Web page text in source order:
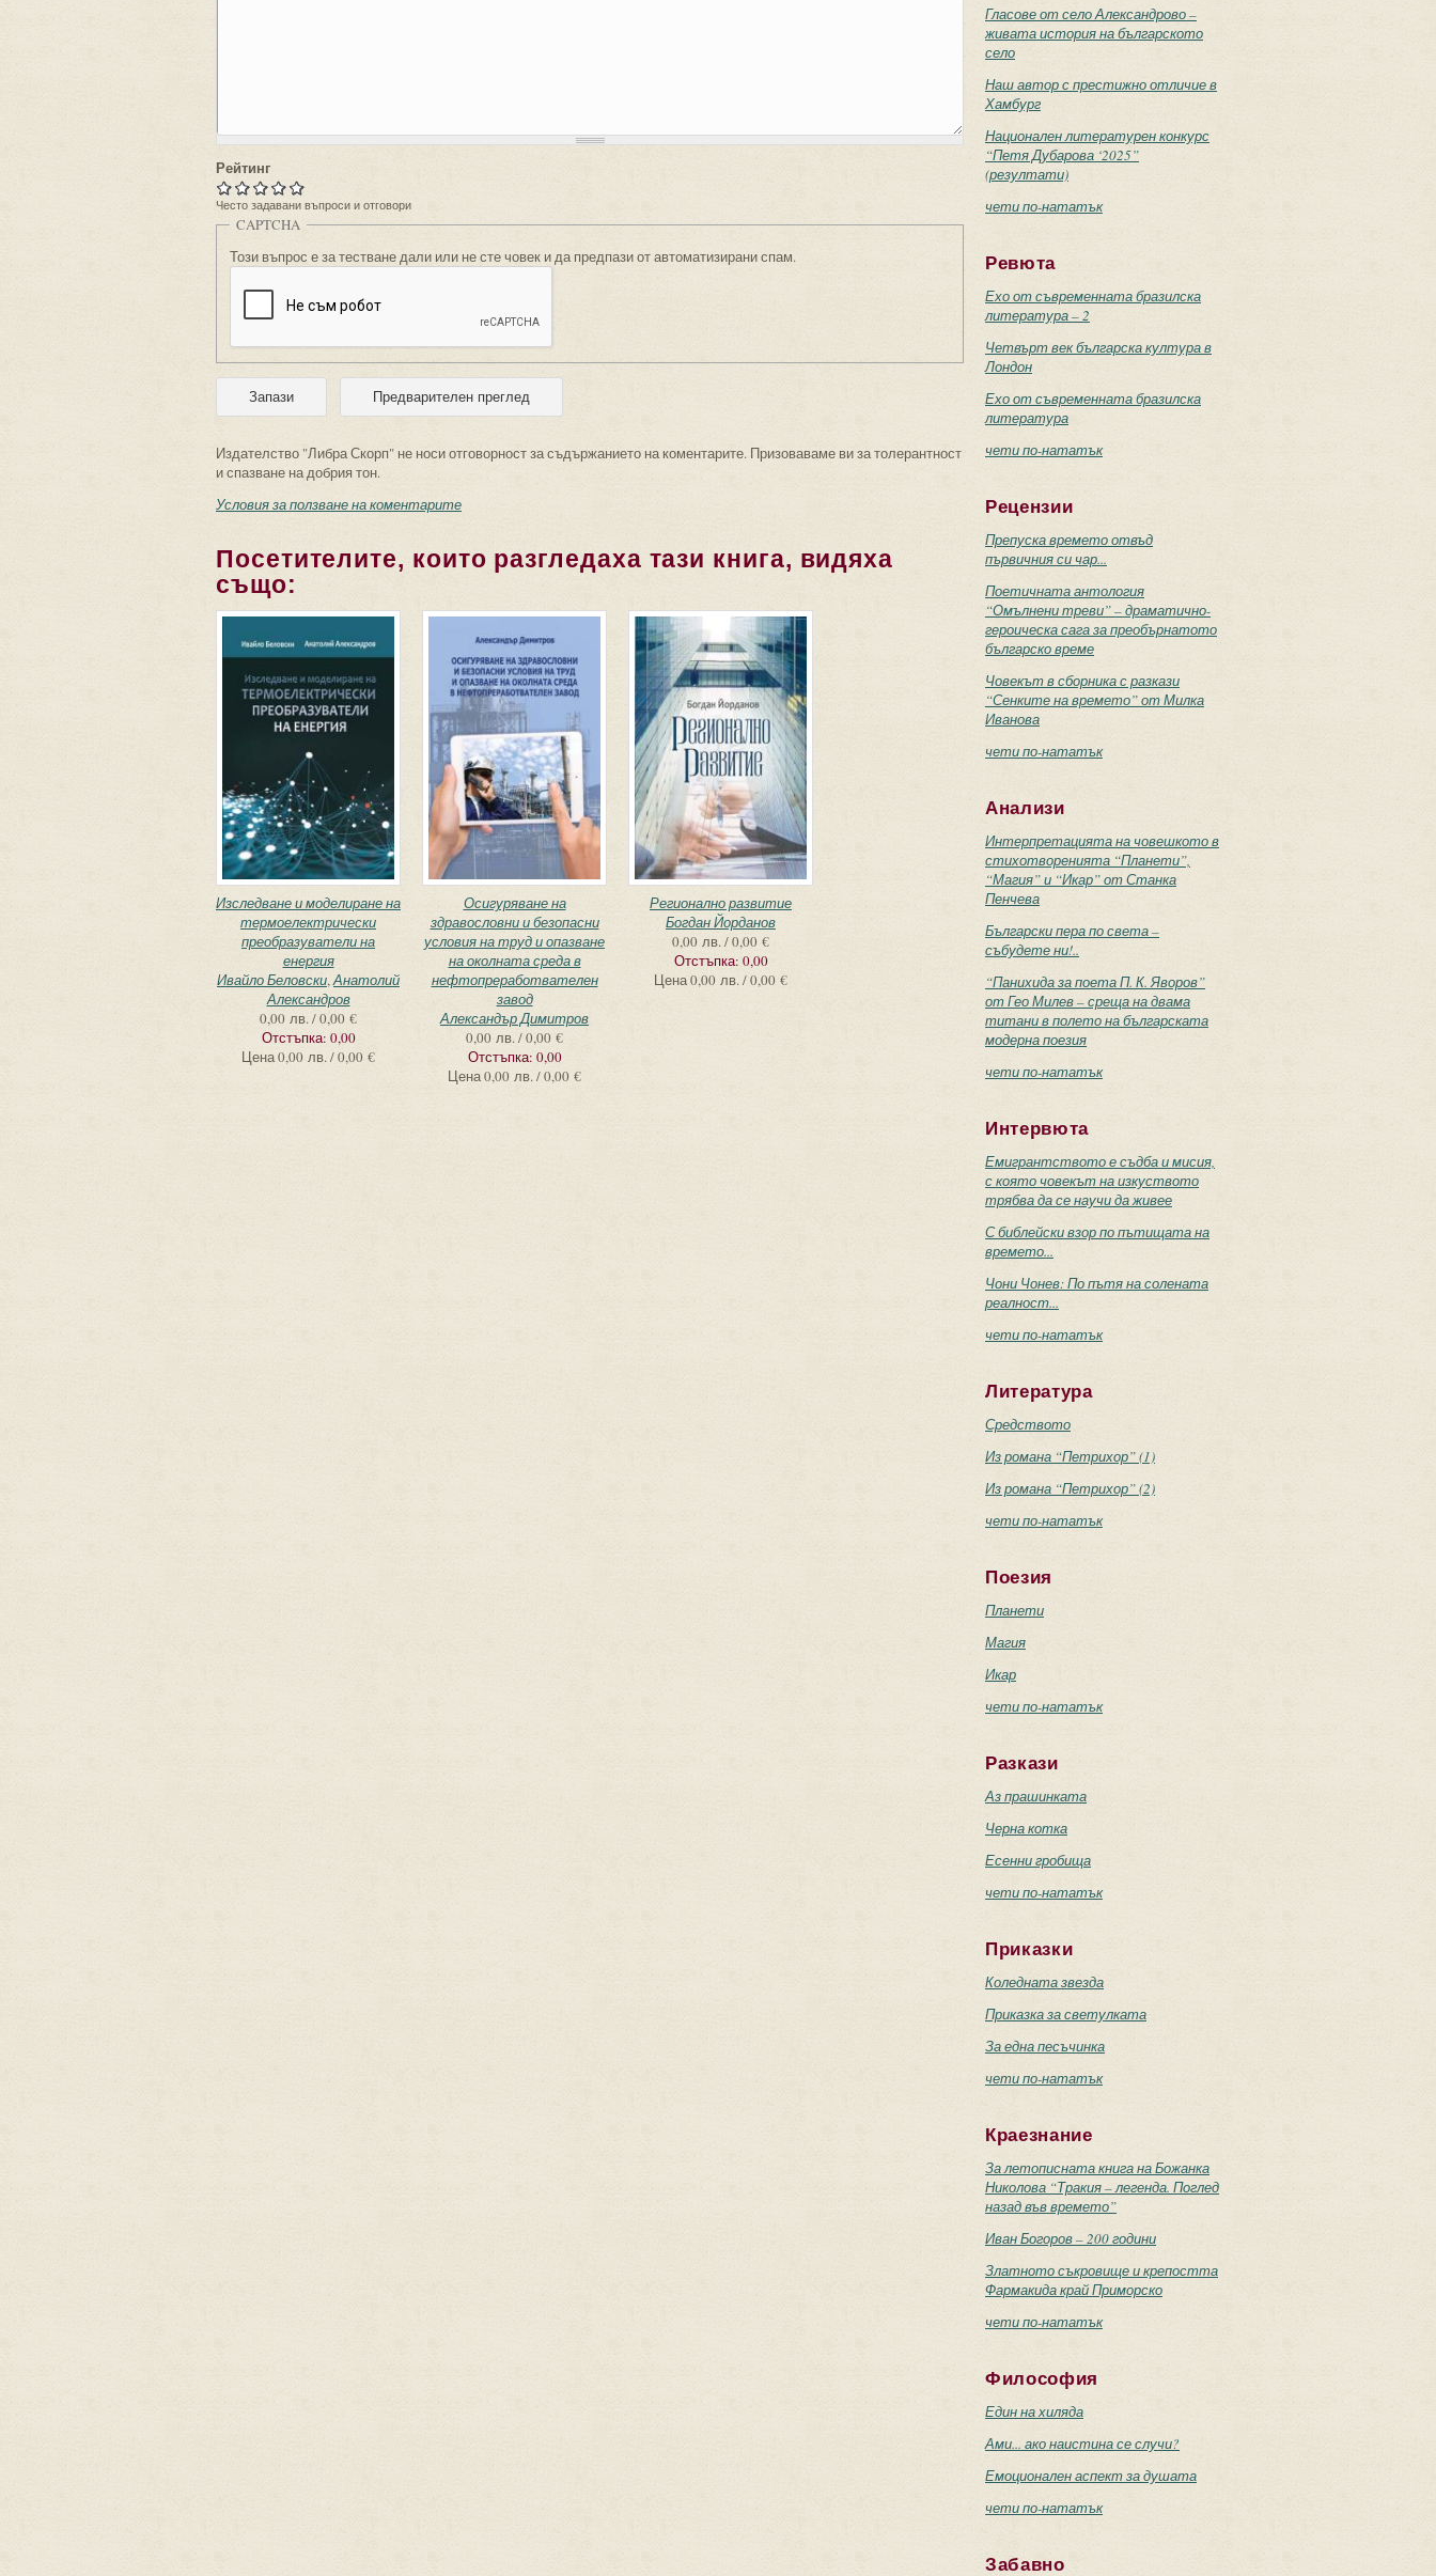
Рейтинг
Често задавани въпроси и отговори
CAPTCHA
Този въпрос е за тестване дали или не сте човек и да предпази от автоматизирани спам.
Издателство "Либра Скорп" не носи отговорност за съдържанието на коментарите. Призоваваме ви за толерантност
и спазване на добрия тон.
Условия за ползване на коментарите
Посетителите, които разгледаха тази книга, видяха
също:
Изследване и моделиране на
термоелектрически
преобразуватели на
енергия
Ивайло Беловски,Анатолий
Александров
0,00 лв. / 0,00 €
Отстъпка: 0,00
Цена0,00 лв. / 0,00 €
Осигуряване на
здравословни и безопасни
условия на труд и опазване
на околната среда в
нефтопреработвателен
завод
Александър Димитров
0,00 лв. / 0,00 €
Отстъпка: 0,00
Цена0,00 лв. / 0,00 €
Регионално развитие
Богдан Йорданов
0,00 лв. / 0,00 €
Отстъпка: 0,00
Цена0,00 лв. / 0,00 €
Гласове от село Александрово –
живата история на българското
село
Наш автор с престижно отличие в
Хамбург
Национален литературен конкурс
“Петя Дубарова ‘2025”
(резултати)
чети по-нататък
Ревюта
Ехо от съвременната бразилска
литература – 2
Четвърт век българска култура в
Лондон
Ехо от съвременната бразилска
литература
чети по-нататък
Рецензии
Препуска времето отвъд
първичния си чар...
Поетичната антология
“Омълнени треви” – драматично-
героическа сага за преобърнатото
българско време
Човекът в сборника с разкази
“Сенките на времето” от Милка
Иванова
чети по-нататък
Анализи
Интерпретацията на човешкото в
стихотворенията “Планети”,
“Магия” и “Икар” от Станка
Пенчева
Български пера по света –
събудете ни!..
“Панихида за поета П. К. Яворов”
от Гео Милев – среща на двама
титани в полето на българската
модерна поезия
чети по-нататък
Интервюта
Емигрантството е съдба и мисия,
с която човекът на изкуството
трябва да се научи да живее
С библейски взор по пътищата на
времето...
Чони Чонев: По пътя на солената
реалност...
чети по-нататък
Литература
Средството
Из романа “Петрихор” (1)
Из романа “Петрихор” (2)
чети по-нататък
Поезия
Планети
Магия
Икар
чети по-нататък
Разкази
Аз прашинката
Черна котка
Есенни гробища
чети по-нататък
Приказки
Коледната звезда
Приказка за светулката
За една песъчинка
чети по-нататък
Краезнание
За летописната книга на Божанка
Николова “Тракия – легенда. Поглед
назад във времето”
Иван Богоров – 200 години
Златното съкровище и крепостта
Фармакида край Приморско
чети по-нататък
Философия
Един на хиляда
Ами... ако наистина се случи?
Емоционален аспект за душата
чети по-нататък
Забавно